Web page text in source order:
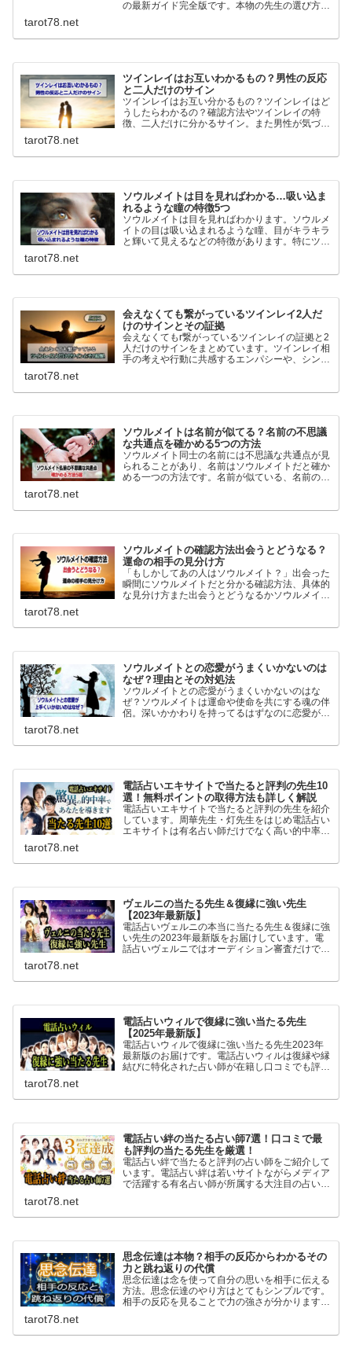
の最新ガイド完全版です。本物の先生の選び方や
tarot78.net
ツインレイはお互いわかるもの？男性の反応
と二人だけのサイン
ツインレイはお互い分かるもの？ツインレイはど
うしたらわかるの？確認方法やツインレイの特
徴、二人だけに分かるサイン。また男性が気づい
tarot78.net
ソウルメイトは目を見ればわかる…吸い込ま
れるような瞳の特徴5つ
ソウルメイトは目を見ればわかります。ソウルメ
イトの目は吸い込まれるような瞳、目がキラキラ
と輝いて見えるなどの特徴があります。特にツイ
ので注意が必要です。
tarot78.net
会えなくても繋がっているツインレイ2人だ
けのサインとその証拠
会えなくてもr繋がっているツインレイの証拠と2
人だけのサインをまとめています。ツインレイ相
手の考えや行動に共感するエンパシーや、シンク
方法も詳しく解説！
tarot78.net
ソウルメイトは名前が似てる？名前の不思議
な共通点を確かめる5つの方法
ソウルメイト同士の名前には不思議な共通点が見
られることがあり、名前はソウルメイトだと確か
める一つの方法です。名前が似ている、名前の由
く紹介しています。
tarot78.net
ソウルメイトの確認方法出会うとどうなる？
運命の相手の見分け方
「もしかしてあの人はソウルメイト？」出会った
瞬間にソウルメイトだと分かる確認方法、具体的
な見分け方また出会うとどうなるかソウルメイト
分よく判っています。
tarot78.net
ソウルメイトとの恋愛がうまくいかないのは
なぜ？理由とその対処法
ソウルメイトとの恋愛がうまくいかないのはな
ぜ？ソウルメイトは運命や使命を共にする魂の伴
侶。深いかかわりを持ってるはずなのに恋愛がう
た。
tarot78.net
電話占いエキサイトで当たると評判の先生10
選！無料ポイントの取得方法も詳しく解説
電話占いエキサイトで当たると評判の先生を紹介
しています。周華先生・灯先生をはじめ電話占い
エキサイトは有名占い師だけでなく高い的中率を
験できます。
tarot78.net
ヴェルニの当たる先生＆復縁に強い先生
【2023年最新版】
電話占いヴェルニの本当に当たる先生＆復縁に強
い先生の2023年最新版をお届けしています。電
話占いヴェルニではオーディション審査だけでな
います。
tarot78.net
電話占いウィルで復縁に強い当たる先生
【2025年最新版】
電話占いウィルで復縁に強い当たる先生2023年
最新版のお届けです。電話占いウィルは復縁や縁
結びに特化された占い師が在籍し口コミでも評
イスを頂けます。
tarot78.net
電話占い絆の当たる占い師7選！口コミで最
も評判の当たる先生を厳選！
電話占い絆で当たると評判の占い師をご紹介して
います。電話占い絆は若いサイトながらメディア
で活躍する有名占い師が所属する大注目の占いサ
定もできますよ！
tarot78.net
思念伝達は本物？相手の反応からわかるその
力と跳ね返りの代償
思念伝達は念を使って自分の思いを相手に伝える
方法。思念伝達のやり方はとてもシンプルです。
相手の反応を見ることで力の強さが分かります。
tarot78.net